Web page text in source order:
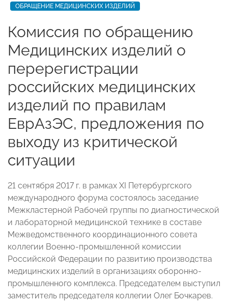
ОБРАЩЕНИЕ МЕДИЦИНСКИХ ИЗДЕЛИЙ
Комиссия по обращению
Медицинских изделий о
перерегистрации
российских медицинских
изделий по правилам
ЕврАзЭС, предложения по
выходу из критической
ситуации
21 сентября 2017 г. в рамках XI Петербургского
международного форума состоялось заседание
Межкластерной Рабочей группы по диагностической
и лабораторной медицинской технике в составе
Межведомственного координационного совета
коллегии Военно-промышленной комиссии
Российской Федерации по развитию производства
медицинских изделий в организациях оборонно-
промышленного комплекса. Председателем выступил
заместитель председателя коллегии Олег Бочкарев.